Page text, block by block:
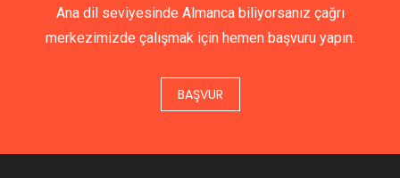
Ana dil seviyesinde Almanca biliyorsanız çağrı
merkezimizde çalışmak için hemen başvuru yapın.
BAŞVUR